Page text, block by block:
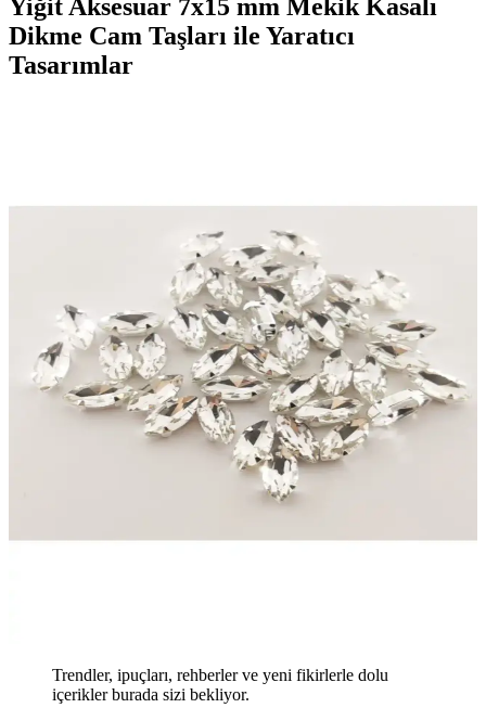
Yiğit Aksesuar 7x15 mm Mekik Kasalı
Dikme Cam Taşları ile Yaratıcı
Tasarımlar
Trendler, ipuçları, rehberler ve yeni fikirlerle dolu
içerikler burada sizi bekliyor.